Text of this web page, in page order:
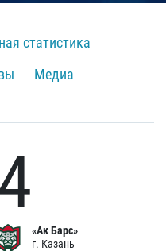
статистика
Медиа
«Ак Барс»
г. Казань